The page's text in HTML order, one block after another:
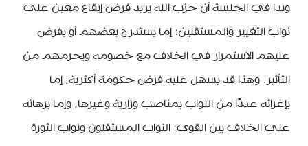
وبدا في الجلسة أن حزب الله يريد فرض إيقاع معين على
نواب التغيير والمستقلين: إما يستدرج بعضهم أو يفرض
عليهم الاستمرار في الخلاف مع خصومه ويحرمهم من
التأثير. وهذا قد يسهل عليه فرض حكومة أكثرية، إما
بإغرائه عددًا من النواب بمناصب وزارية وغيرها، وإما برهانه
على الخلاف بين القوى: النواب المستقلون ونواب الثورة